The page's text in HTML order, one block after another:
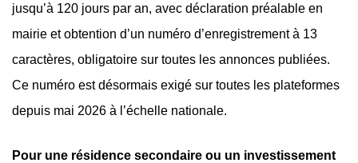
jusqu’à 120 jours par an, avec déclaration préalable en
mairie et obtention d’un numéro d’enregistrement à 13
caractères, obligatoire sur toutes les annonces publiées.
Ce numéro est désormais exigé sur toutes les plateformes
depuis mai 2026 à l’échelle nationale.
Pour une résidence secondaire ou un investissement